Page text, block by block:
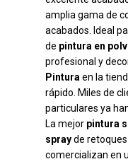
amplia gama de
acabados. Ideal
de pintura en
profesional y
Pinturaen la
rápido. Miles de
particulares ya
La mejor pintura
sprayde
comercializan en